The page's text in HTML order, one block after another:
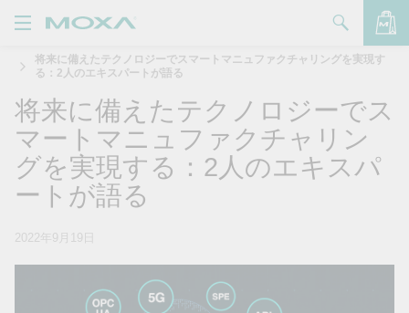
品
リューション
ポート
入方法
について
将来に備えたテクノロジーでスマートマニュファクチャリングを実現す
る：2人のエキスパートが語る
将来に備えたテクノロジーでス
マートマニュファクチャリン
グを実現する：2人のエキスパ
ートが語る
2022年9月19日
バッグを見る